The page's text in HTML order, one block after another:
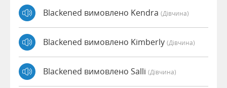
Blackened вимовлено Kendra (дівчина)
Blackened вимовлено Kimberly (дівчина)
Blackened вимовлено Salli (дівчина)